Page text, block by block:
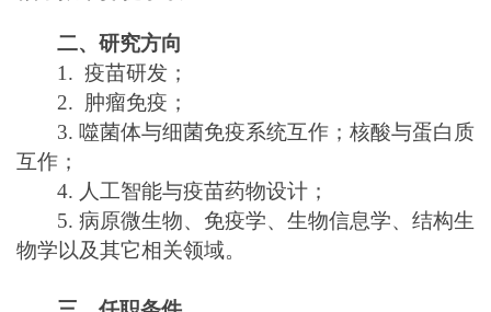
二、研究方向
1. 疫苗研发；
2. 肿瘤免疫 ；
3. 噬菌体与细菌免疫系统互作；核酸与蛋白质
互作 ；
4. 人工智能与疫苗药物设计 ；
5. 病原微生物、免疫学、生物信息学、结构生
物学以及其它相关领域。